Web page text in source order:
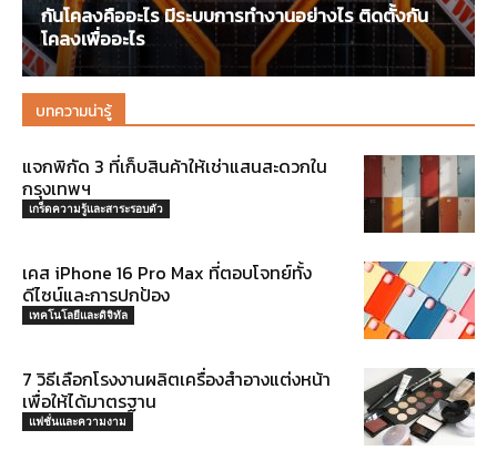
กันโคลงคืออะไร มีระบบการทำงานอย่างไร ติดตั้งกัน
โคลงเพื่ออะไร
บทความน่ารู้
แจกพิกัด 3 ที่เก็บสินค้าให้เช่าแสนสะดวกใน
กรุงเทพฯ
เกร็ดความรู้และสาระรอบตัว
เคส iPhone 16 Pro Max ที่ตอบโจทย์ทั้ง
ดีไซน์และการปกป้อง
เทคโนโลยีและดิจิทัล
7 วิธีเลือกโรงงานผลิตเครื่องสำอางแต่งหน้า
เพื่อให้ได้มาตรฐาน
แฟชั่นและความงาม